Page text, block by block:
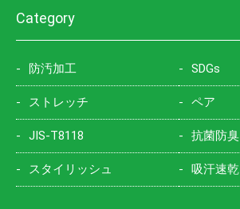
Category
防汚加工 SDGs
ストレッチ ペア
JIS-T8118 抗菌防臭
スタイリッシュ 吸汗速乾